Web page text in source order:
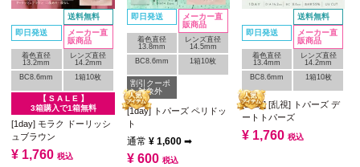
送料無料
即日発送
メーカー直
販商品
着色直径
13.2mm
レンズ直径
14.2mm
BC8.6mm
1箱10枚
【 S A L E 】
3箱購入で1箱無料
[1day] モラク ドーリッシ
ュブラウン
¥ 1,760 税込
即日発送
メーカー直
販商品
着色直径
13.8mm
レンズ直径
14.5mm
BC8.6mm
1箱10枚
割引クーポ
ン対象外
[1day] トパーズ ペリドッ
ト
通常 ¥ 1,600 ➡
¥ 600 税込
送料無料
即日発送
メーカー直
販商品
着色直径
13.4mm
レンズ直径
14.2mm
BC8.6mm
1箱10枚
[1day] [乱視] トパーズ デ
ートトパーズ
¥ 1,760 税込